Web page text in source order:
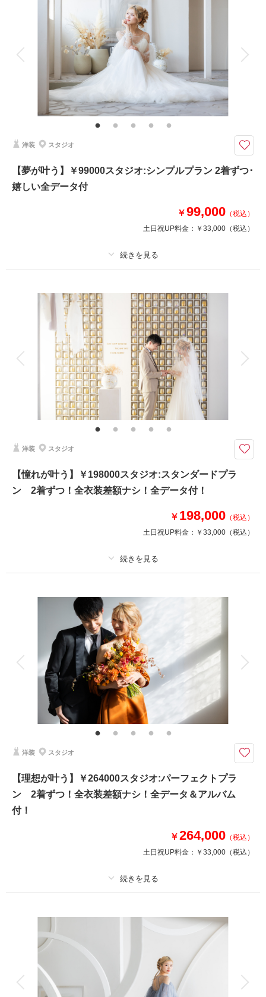
ヘアメイク
データ 100 カット
衣装追加 会食
家族用衣装レンタル
ブーケ＆ブートニア（アートフラワー）・アルバム（10P/25カット）・プ
チ挙式も叶う！
【￥194700】スタジオ:パーフェクトプラン （全衣装差額無･全データ100-
120カット付･アルバム10P25カット付）
【理想が叶う】ドレス＆タキシード1着ずつ＆データ＆アルバム付の結婚写
真プラン どのドレス＆タキシードを選んでも差額無のプレミアムプラン
衣装もアルバムも欲しい！が叶うフォトウェディングに最適なパーフェクト
洋装 スタジオ
【夢が叶う】￥99000スタジオ:シンプルプラン 2着ずつ･
嬉しい全データ付
￥99,000 （税込）
土日祝UP料金： ￥33,000 （税込）
撮影料 新婦衣装2着 新郎衣装2着
ヘアメイク 小物一式
アルバム データ 200 カット 台紙付写真
衣装追加 会食
家族と撮影 家族用衣装レンタル ペットと撮影
その他含むもの
ブーケ＆ブートニア（アートフラワー）・プチ挙式も叶う！
【￥99000】スタジオ:シンプルプラン 2着ずつ！プラン内衣装･全データ20
【夢が叶う】ドレス＆タキシード2着ずつの結婚写真プラン ウェディング
自由にカスタマイズしてぴったりのフォトウェディング・結婚式前撮り・
結婚式後撮りが叶う 「記念日をもっとワタシらしく」
撮影日の空き
を確認する
洋装 スタジオ
【憧れが叶う】￥198000スタジオ:スタンダードプラ
ン 2着ずつ！全衣装差額ナシ！全データ付！
￥ 198,000 （税込）
土日祝UP料金： ￥33,000 （税込）
新婦衣装2着
ヘアメイク
アルバム データ 200 カット 台紙付写真
衣装追加 会食 挙式
家族と撮影 家族用衣装レンタル ペットと撮影
その他含むもの
ブーケ＆ブートニア（アートフラワー）・プチ挙式も叶う！
【￥198000】スタジオ:スタンダードプラン 2着ずつ！衣装差額ナシ･全デ
【憧れが叶う】ドレス＆タキシード2着ずつの結婚写真プラン どのドレス
身にまとい一生モノの一枚を残す 特に、結婚式前撮りに最適な全データ付
プラン 「記念日をもっとワタシらしく」
撮影日の空き
を確認する
洋装 スタジオ
【理想が叶う】￥264000スタジオ:パーフェクトプラ
ン 2着ずつ！全衣装差額ナシ！全データ＆アルバム
付！
￥264,000 （税込）
土日祝UP料金： ￥33,000 （税込）
新郎衣装2着
着付け 小物一式
衣装追加 会食
家族と撮影 家族用衣装レンタル